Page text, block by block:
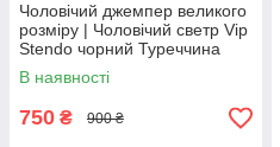
Чоловічий джемпер великого
розміру | Чоловічий светр Vip
Stendo чорний Туреччина
9012 Б
В наявності
750 ₴ 900 ₴